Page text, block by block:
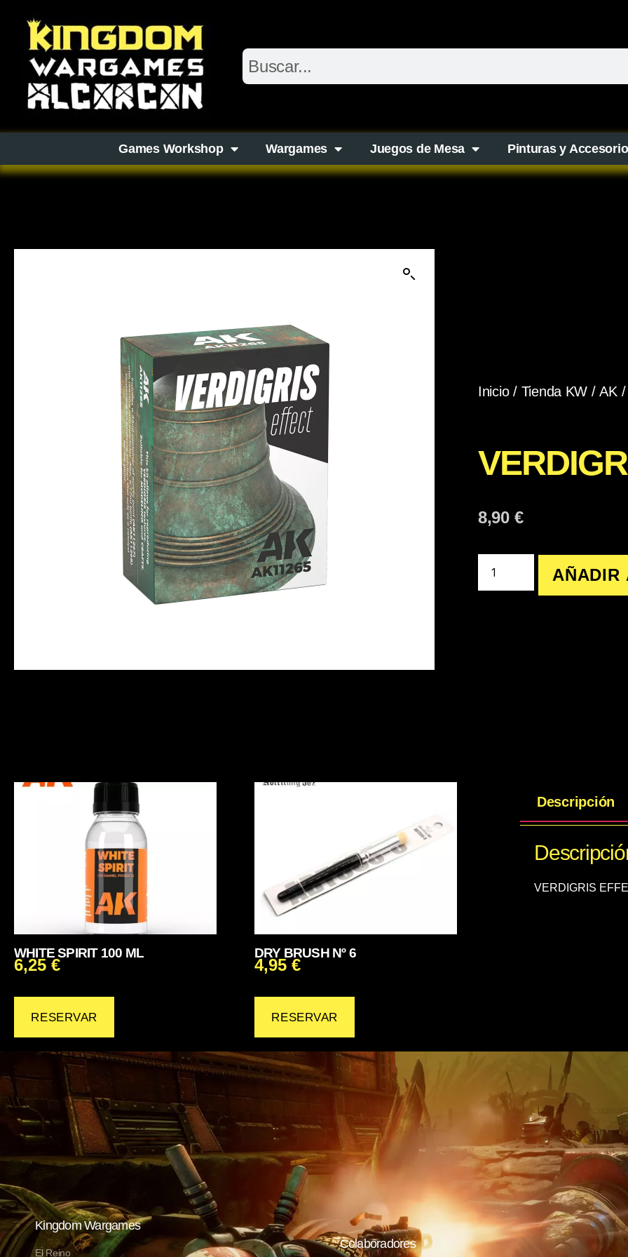
Games Workshop Wargames Juegos de Mesa Pinturas y
Inicio/ Tienda KW /AK
8,90 €
AÑADIR
WHITE SPIRIT 100 ML
6,25 €
RESERVAR
DRY BRUSH Nº 6
4,95 €
RESERVAR
Descripción
VERDIGRIS
Kingdom Wargames
El Reino
Colaboradores